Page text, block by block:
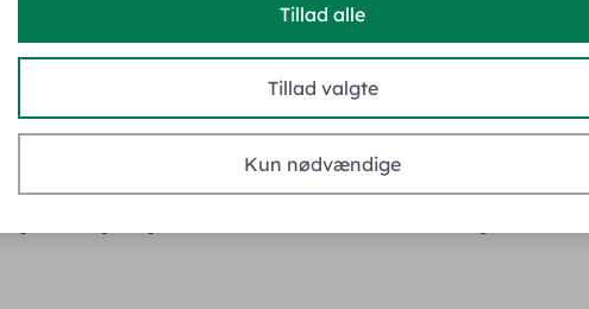
i klinikken betales via MobilePay, kontant eller dankort uden
der pålægges et gebyr på 20 kroner ved udskrivning af
vil sige hverdage kl 16.00-20.00 og lørdage kl 8.00-20.00
og dækkes IKKE af din sundhedssikring eller
Tillad alle
Tillad valgte
Kun nødvændige